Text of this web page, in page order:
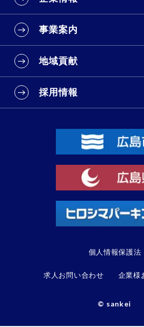
事業案内
地域貢献
採用情報
個人情報保護法
求人お問い合わせ 企業様
© sankei